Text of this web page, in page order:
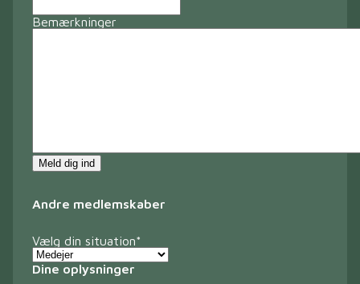
Bemærkninger
Andre medlemskaber
Vælg din situation*
Dine oplysninger